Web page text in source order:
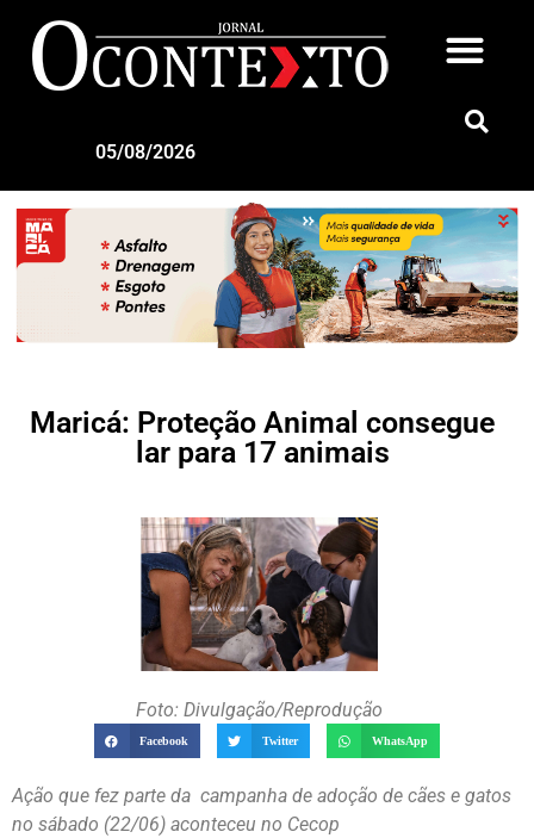
05/08/2026
Maricá: Proteção Animal consegue
lar para 17 animais
Foto: Divulgação/Reprodução
Facebook Twitter WhatsApp
Ação que fez parte da campanha de adoção de cães e gatos
no sábado (22/06) aconteceu no Cecop